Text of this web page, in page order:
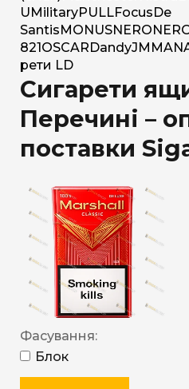
U MilitaryPULLFocus De
Santis MONUSNERO
821 OSCAR DandyJM MAN
рети LD
Сигарети
Перечині –
поставки
Фасування:
Блок